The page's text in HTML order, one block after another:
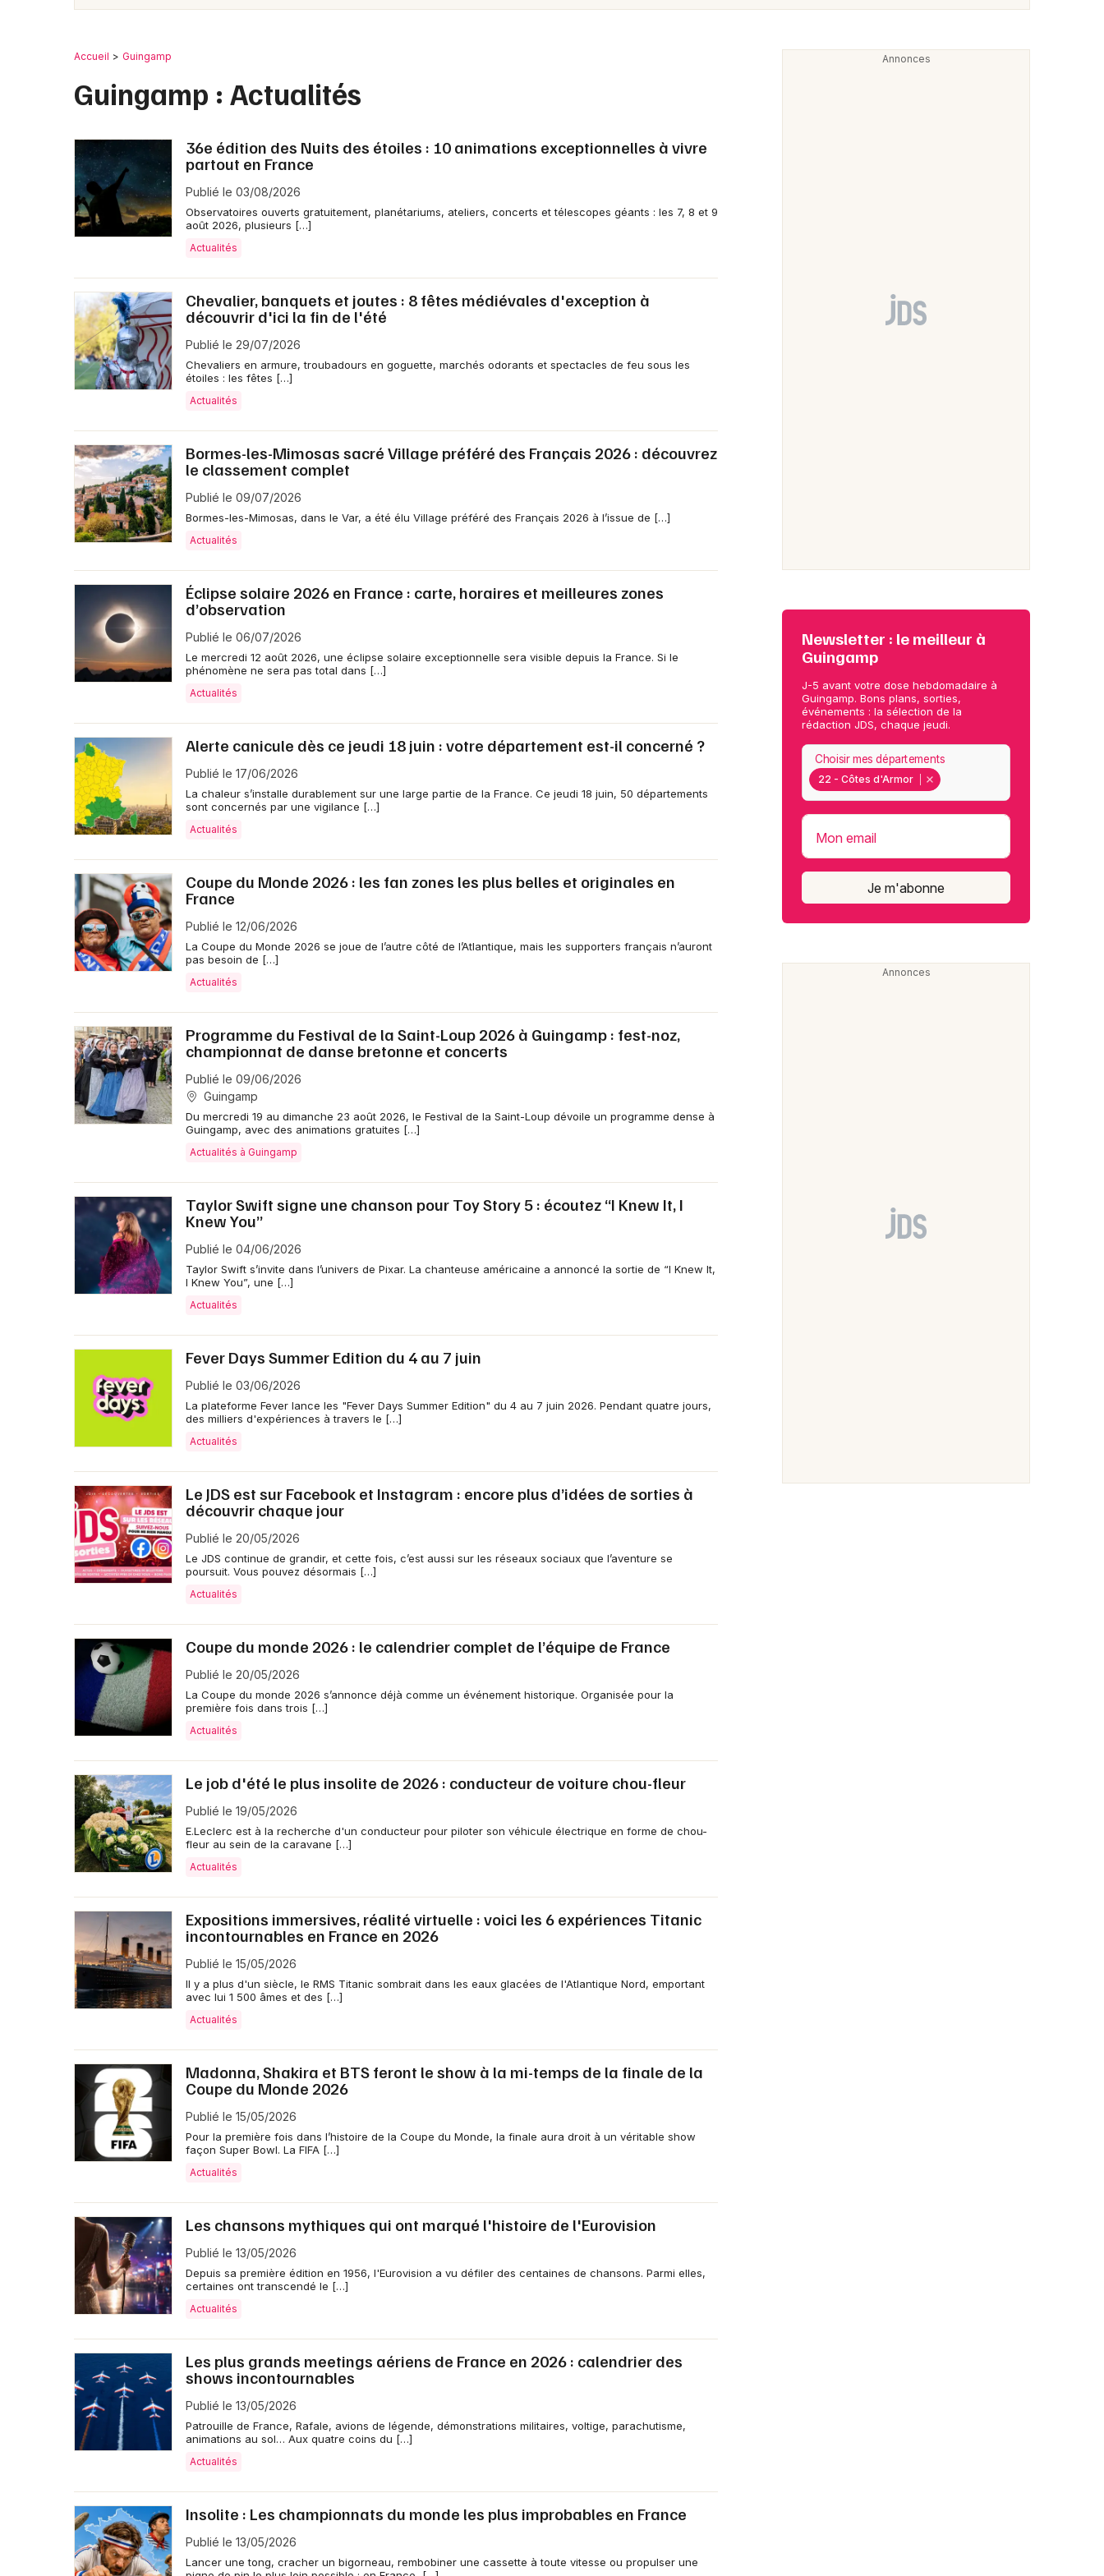
Actualités dans les Côtes d'Armor
Artistes en tournée
Choisir mes départements
Mulhouse
Paris
Toulouse
Accueil Guingamp
Guingamp : Actualités
36e édition des Nuits des étoiles : 10 animations exceptionnelles à vivre
partout en France
Publié le 03/08/2026
Observatoires ouverts gratuitement, planétariums, ateliers, concerts et télescopes géants : les 7, 8 et 9
août 2026, plusieurs […]
Actualités
Chevalier, banquets et joutes : 8 fêtes médiévales d'exception à
découvrir d'ici la fin de l'été
Publié le 29/07/2026
Chevaliers en armure, troubadours en goguette, marchés odorants et spectacles de feu sous les
étoiles : les fêtes […]
Actualités
Bormes-les-Mimosas sacré Village préféré des Français 2026 : découvrez
le classement complet
Publié le 09/07/2026
Bormes-les-Mimosas, dans le Var, a été élu Village préféré des Français 2026 à l’issue de […]
Actualités
Éclipse solaire 2026 en France : carte, horaires et meilleures zones
d’observation
Publié le 06/07/2026
Le mercredi 12 août 2026, une éclipse solaire exceptionnelle sera visible depuis la France. Si le
phénomène ne sera pas total dans […]
Actualités
Alerte canicule dès ce jeudi 18 juin : votre département est-il concerné ?
Publié le 17/06/2026
La chaleur s’installe durablement sur une large partie de la France. Ce jeudi 18 juin, 50 départements
sont concernés par une vigilance […]
Actualités
Coupe du Monde 2026 : les fan zones les plus belles et originales en
France
Publié le 12/06/2026
La Coupe du Monde 2026 se joue de l’autre côté de l’Atlantique, mais les supporters français n’auront
pas besoin de […]
Actualités
Programme du Festival de la Saint-Loup 2026 à Guingamp : fest-noz,
championnat de danse bretonne et concerts
Publié le 09/06/2026
Guingamp
Du mercredi 19 au dimanche 23 août 2026, le Festival de la Saint-Loup dévoile un programme dense à
Guingamp, avec des animations gratuites […]
Actualités à Guingamp
Taylor Swift signe une chanson pour Toy Story 5 : écoutez “I Knew It, I
Knew You”
Publié le 04/06/2026
Taylor Swift s’invite dans l’univers de Pixar. La chanteuse américaine a annoncé la sortie de “I Knew It,
I Knew You”, une […]
Actualités
Fever Days Summer Edition du 4 au 7 juin
Publié le 03/06/2026
La plateforme Fever lance les "Fever Days Summer Edition" du 4 au 7 juin 2026. Pendant quatre jours,
des milliers d'expériences à travers le […]
Actualités
Le JDS est sur Facebook et Instagram : encore plus d’idées de sorties à
découvrir chaque jour
Publié le 20/05/2026
Le JDS continue de grandir, et cette fois, c’est aussi sur les réseaux sociaux que l’aventure se
poursuit. Vous pouvez désormais […]
Actualités
Coupe du monde 2026 : le calendrier complet de l’équipe de France
Publié le 20/05/2026
La Coupe du monde 2026 s’annonce déjà comme un événement historique. Organisée pour la
première fois dans trois […]
Actualités
Le job d'été le plus insolite de 2026 : conducteur de voiture chou-fleur
Publié le 19/05/2026
E.Leclerc est à la recherche d'un conducteur pour piloter son véhicule électrique en forme de chou-
fleur au sein de la caravane […]
Actualités
Expositions immersives, réalité virtuelle : voici les 6 expériences Titanic
incontournables en France en 2026
Publié le 15/05/2026
Il y a plus d'un siècle, le RMS Titanic sombrait dans les eaux glacées de l'Atlantique Nord, emportant
avec lui 1 500 âmes et des […]
Actualités
Madonna, Shakira et BTS feront le show à la mi-temps de la finale de la
Coupe du Monde 2026
Publié le 15/05/2026
Pour la première fois dans l’histoire de la Coupe du Monde, la finale aura droit à un véritable show
façon Super Bowl. La FIFA […]
Actualités
Les chansons mythiques qui ont marqué l'histoire de l'Eurovision
Publié le 13/05/2026
Depuis sa première édition en 1956, l'Eurovision a vu défiler des centaines de chansons. Parmi elles,
certaines ont transcendé le […]
Actualités
Les plus grands meetings aériens de France en 2026 : calendrier des
shows incontournables
Publié le 13/05/2026
Patrouille de France, Rafale, avions de légende, démonstrations militaires, voltige, parachutisme,
animations au sol… Aux quatre coins du […]
Actualités
Insolite : Les championnats du monde les plus improbables en France
Publié le 13/05/2026
Lancer une tong, cracher un bigorneau, rembobiner une cassette à toute vitesse ou propulser une
Newsletter : le meilleur à
Guingamp
J-5 avant votre dose hebdomadaire à
Guingamp. Bons plans, sorties,
événements : la sélection de la
rédaction JDS, chaque jeudi.
22 - Côtes d'Armor
Choisir mes départements
Mon email
Je m'abonne